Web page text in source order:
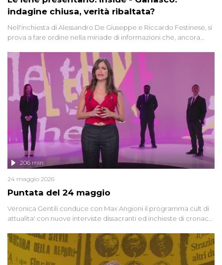
indagine chiusa, verità ribaltata?
Nell'inchiesta di Alessandro De Giuseppe e Riccardo Festinese, si
prova a fare ordine nella miriade di informazioni che, ancora
giudiziarie più discusse degli ultimi anni. Lo speciale ricostruisce la
vicenda mettendo in fila testimonianze, errori, dettagli
controversi e i protagonisti di un'indagine che sembra non avere
fine.
Puntata del 24 maggio
206 min
24 maggio 2026
Veronica Gentili conduce con Max Angioni il programma cult di
attualita' con nuove interviste dissacranti ed inchieste di cronaca